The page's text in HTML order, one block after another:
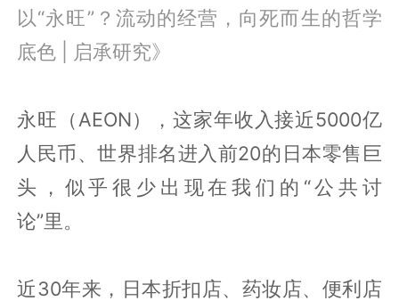
以“永旺”？流动的经营，向死而生的哲学
底色 | 启承研究》
永旺（AEON），这家年收入接近5000亿
人民币、世界排名进入前20的日本零售巨
头，似乎很少出现在我们的“公共讨
论”里。
近30年来，日本折扣店、药妆店、便利店